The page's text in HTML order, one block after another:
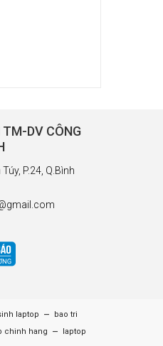
DV CÔNG
P.24, Q.Bình
laptop –
bao tri
chinh hang –
laptop